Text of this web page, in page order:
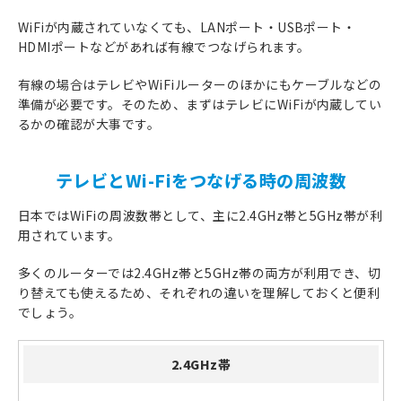
WiFiが内蔵されていなくても、LANポート・USBポート・
HDMIポートなどがあれば有線でつなげられます。
有線の場合はテレビやWiFiルーターのほかにもケーブルなどの
準備が必要です。そのため、まずはテレビにWiFiが内蔵してい
るかの確認が大事です。
テレビとWi-Fiをつなげる時の周波数
日本ではWiFiの周波数帯として、主に2.4GHz帯と5GHz帯が利
用されています。
多くのルーターでは2.4GHz帯と5GHz帯の両方が利用でき、切
り替えても使えるため、それぞれの違いを理解しておくと便利
でしょう。
2.4GHz帯